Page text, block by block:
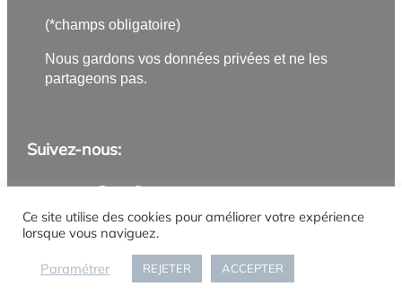
(*champs obligatoire)
Nous gardons vos données privées et ne les
partageons pas.
Suivez-nous:
Application PanneauPocket
Lettre d'information
Instagram
Facebook
YouTube
Flux RSS
Mentions légalesPolitique de confidentialité
Gestion des cookiesAccueil
Ce site utilise des cookies pour améliorer votre expérience
lorsque vous naviguez.
Paramétrer REJETER ACCEPTER